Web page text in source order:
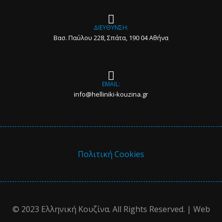
ΔΙΕΥΘΥΝΣΗ:
Βασ. Παύλου 228, Σπάτα, 190 04 Αθήνα
EMAIL:
info@helliniki-kouzina.gr
Πολιτική Cookies
© 2023 Ελληνική Κουζίνα. All Rights Reserved. | Web